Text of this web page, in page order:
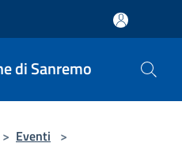
di Sanremo
> Eventi >